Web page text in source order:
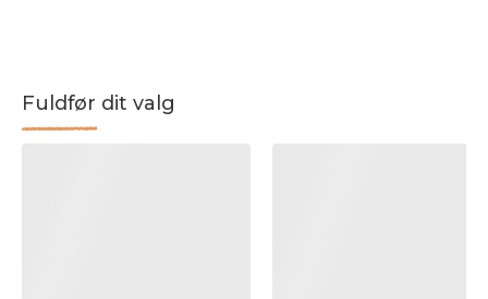
Fuldfør dit valg